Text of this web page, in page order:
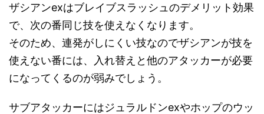
ザシアンexはブレイブスラッシュのデメリット効果
で、次の番同じ技を使えなくなります。
そのため、連発がしにくい技なのでザシアンが技を
使えない番には、入れ替えと他のアタッカーが必要
になってくるのが弱みでしょう。
サブアタッカーにはジュラルドンexやホップのウッ